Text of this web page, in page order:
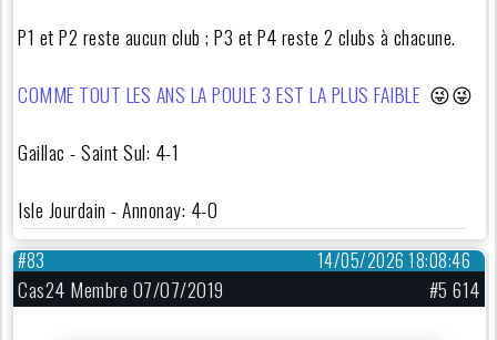
P1 et P2 reste aucun club ; P3 et P4 reste 2 clubs à chacune.
COMME TOUT LES ANS LA POULE 3 EST LA PLUS FAIBLE 😜😜
Gaillac - Saint Sul: 4-1
Isle Jourdain - Annonay: 4-0
14/05/2026 18:08:46
#83
Cas24 Membre 07/07/2019 #5 614